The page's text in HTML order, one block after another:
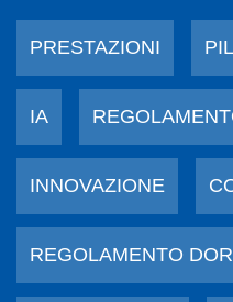
PRESTAZIONI
IA
INNOVAZIONE
REGOLAMENTO